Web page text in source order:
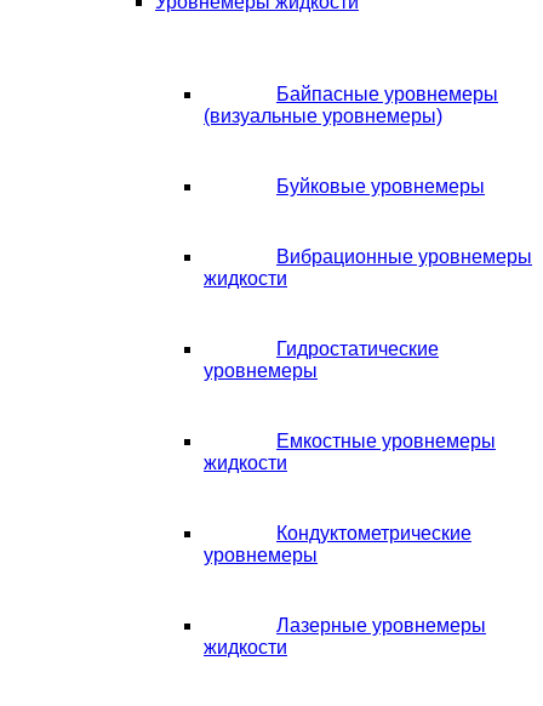
Байпасные уровнемеры
(визуальные уровнемеры)
Буйковые уровнемеры
Вибрационные уровнемеры
жидкости
Гидростатические
уровнемеры
Емкостные уровнемеры
жидкости
Кондуктометрические
уровнемеры
Лазерные уровнемеры
жидкости